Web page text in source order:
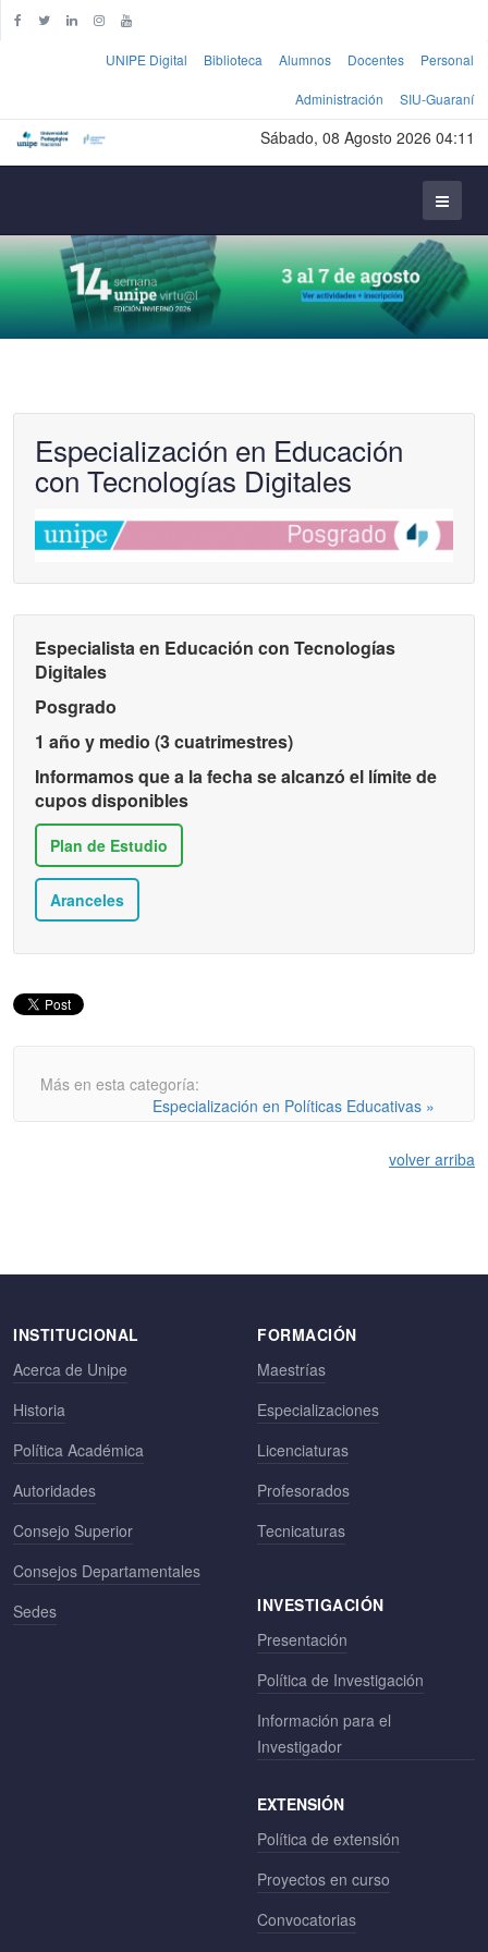
UNIPE Digital Biblioteca Alumnos Docentes Personal
Administración SIU-Guaraní
Sábado, 08 Agosto 2026 04:11
Especialización en Educación
con Tecnologías Digitales
Especialista en Educación con Tecnologías
Digitales
Posgrado
1 año y medio (3 cuatrimestres)
Informamos que a la fecha se alcanzó el límite de
cupos disponibles
Plan de Estudio
Aranceles
Más en esta categoría:
Especialización en Políticas Educativas »
volver arriba
INSTITUCIONAL
Acerca de Unipe
Historia
Política Académica
Autoridades
Consejo Superior
Consejos Departamentales
Sedes
FORMACIÓN
Maestrías
Especializaciones
Licenciaturas
Profesorados
Tecnicaturas
INVESTIGACIÓN
Presentación
Política de Investigación
Información para el
Investigador
EXTENSIÓN
Política de extensión
Proyectos en curso
Convocatorias